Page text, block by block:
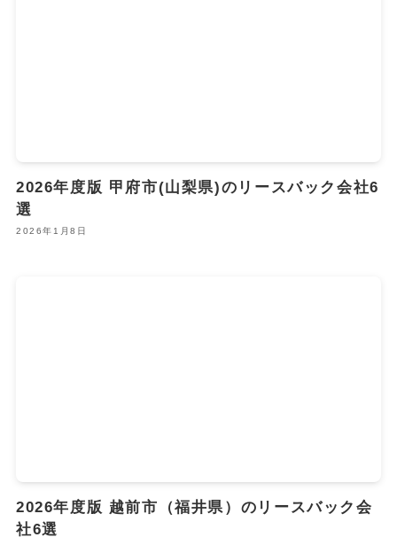
2026年度版 甲府市(山梨県)のリースバック会社6
選
2026年1月8日
2026年度版 越前市（福井県）のリースバック会
社6選